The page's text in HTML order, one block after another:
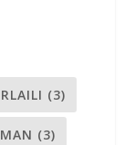
(3)
(3)